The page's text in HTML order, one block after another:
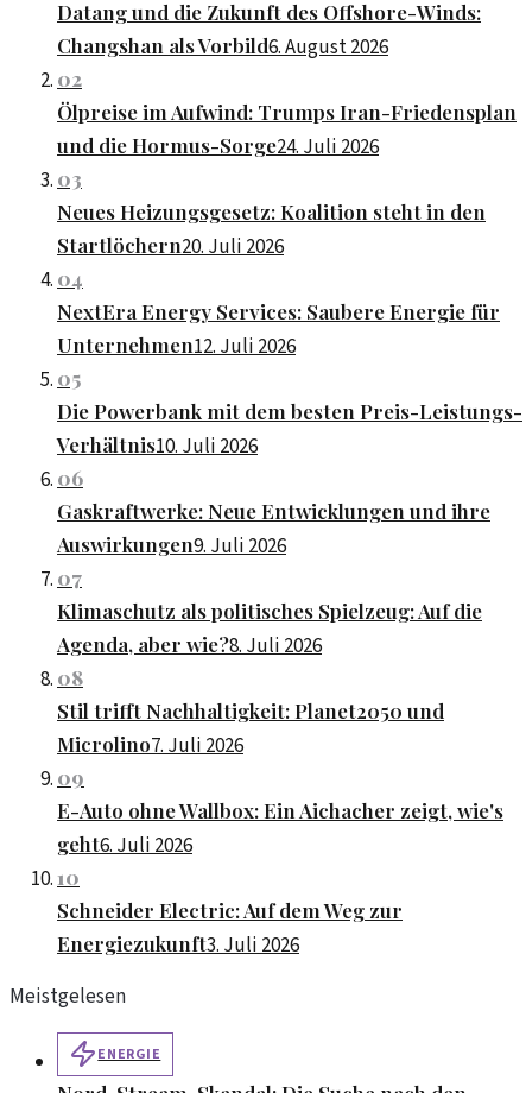
Datang und die Zukunft des Offshore-Winds:
Changshan als Vorbild6. August 2026
02
Ölpreise im Aufwind: Trumps Iran-Friedensplan
und die Hormus-Sorge24. Juli 2026
03
Neues Heizungsgesetz: Koalition steht in den
Startlöchern20. Juli 2026
04
NextEra Energy Services: Saubere Energie für
Unternehmen12. Juli 2026
05
Die Powerbank mit dem besten Preis-Leistungs-
Verhältnis10. Juli 2026
06
Gaskraftwerke: Neue Entwicklungen und ihre
Auswirkungen9. Juli 2026
07
Klimaschutz als politisches Spielzeug: Auf die
Agenda, aber wie?8. Juli 2026
08
Stil trifft Nachhaltigkeit: Planet2050 und
Microlino7. Juli 2026
09
E-Auto ohne Wallbox: Ein Aichacher zeigt, wie's
geht6. Juli 2026
10
Schneider Electric: Auf dem Weg zur
Energiezukunft3. Juli 2026
Meistgelesen
ENERGIE